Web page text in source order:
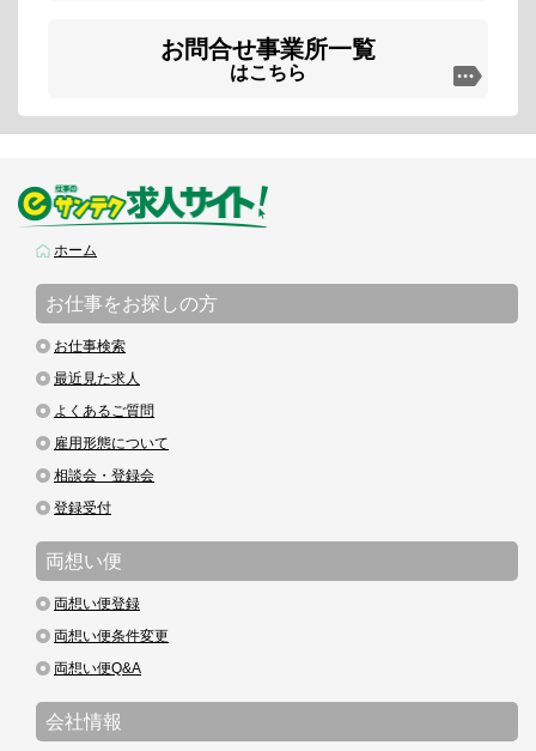
お問合せ事業所一覧
はこちら
ホーム
お仕事をお探しの方
お仕事検索
最近見た求人
よくあるご質問
雇用形態について
相談会・登録会
登録受付
両想い便
両想い便登録
両想い便条件変更
両想い便Q&A
会社情報